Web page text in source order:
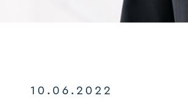
10.06.2022